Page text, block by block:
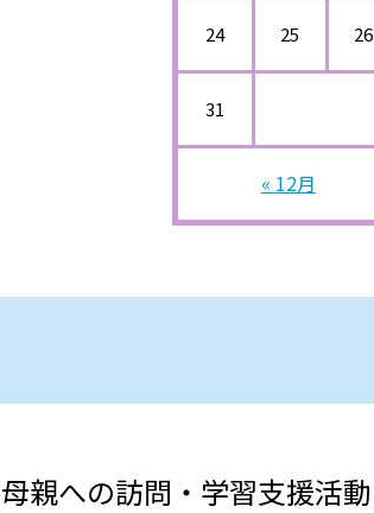
« 12月
24 25 26
31
親への訪問・学習支援活動